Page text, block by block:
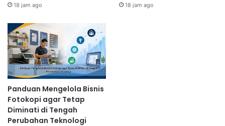
18 jam ago 18 jam ago
Panduan Mengelola Bisnis
Fotokopi agar Tetap
Diminati di Tengah
Perubahan Teknologi